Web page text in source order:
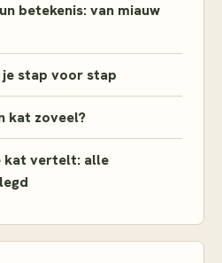
betekenis: van miauw
stap voor stap
kat zoveel?
kat vertelt: alle